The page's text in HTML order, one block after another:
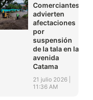
Comerciantes
advierten
afectaciones
por
suspensión
de la tala en la
avenida
Catama
21 julio 2026
11:36 AM